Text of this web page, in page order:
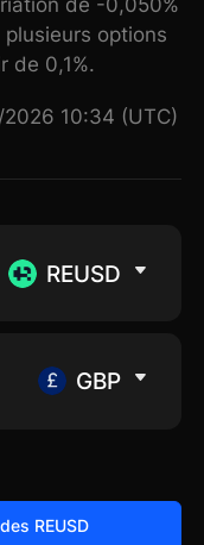
de -0,050%
options
de 0,1%.
10:34 (UTC)
REUSD
GBP
REUSD